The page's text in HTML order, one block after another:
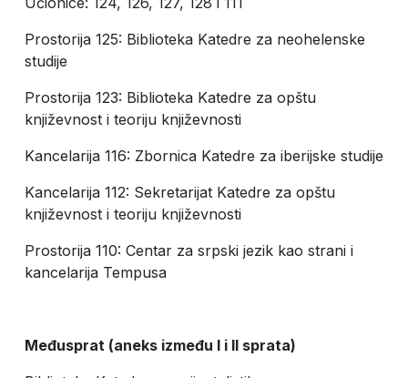
Prostorija 125: Biblioteka Katedre za neohelenske
studije
Prostorija 123: Biblioteka Katedre za opštu
književnost i teoriju književnosti
Kancelarija 116: Zbornica Katedre za iberijske studije
Kancelarija 112: Sekretarijat Katedre za opštu
književnost i teoriju književnosti
Prostorija 110: Centar za srpski jezik kao strani i
kancelarija Tempusa
Međusprat (aneks između Ii IIsprata)